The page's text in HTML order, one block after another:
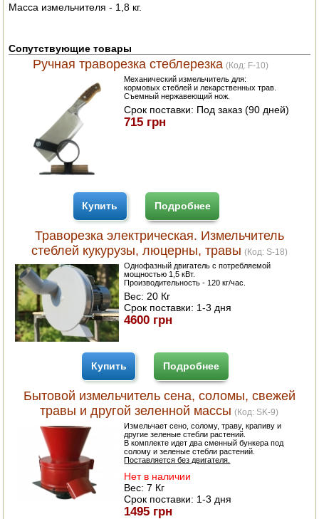
ОРЕХОКОЛЫ
Масса измельчителя - 1,8 кг.
Сопутствующие товары
Ручная траворезка стеблерезка (Код: F-10)
Механический измельчитель для:
кормовых стеблей и лекарственных трав.
Съемный нержавеющий нож.
Срок поставки: Под заказ (90 дней)
715 грн
Купить Подробнее
Траворезка электрическая. Измельчитель
стеблей кукурузы, люцерны, травы (Код: S-18)
Однофазный двигатель с потребляемой
мощностью 1,5 кВт.
Производительность - 120 кг/час.
Вес: 20 Кг
Срок поставки: 1-3 дня
4600 грн
Купить Подробнее
Бытовой измельчитель сена, соломы, свежей
травы и другой зеленной массы (Код: SK-9)
Измельчает сено, солому, траву, крапиву и
другие зеленые стебли растений.
В комплекте идет два сменный бункера под
солому и зеленые стебли растений.
Поставляется без двигателя.
Нет в наличии
Вес:7 Кг
Срок поставки: 1-3 дня
1495 грн